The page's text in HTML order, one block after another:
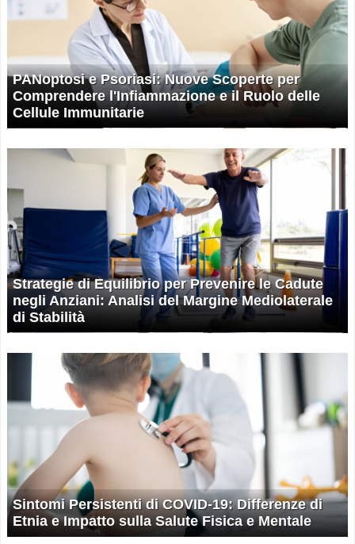
PANoptosi e Psoriasi: Nuove Scoperte per
Comprendere l'Infiammazione e il Ruolo delle
Cellule Immunitarie
Strategie di Equilibrio per Prevenire le Cadute
negli Anziani: Analisi del Margine Mediolaterale
di Stabilità
Sintomi Persistenti di COVID-19: Differenze di
Etnia e Impatto sulla Salute Fisica e Mentale